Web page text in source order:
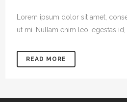
Lorem ipsum dolor sit amet,
ut mi. Nullam enim leo, egestas id,
READ MORE